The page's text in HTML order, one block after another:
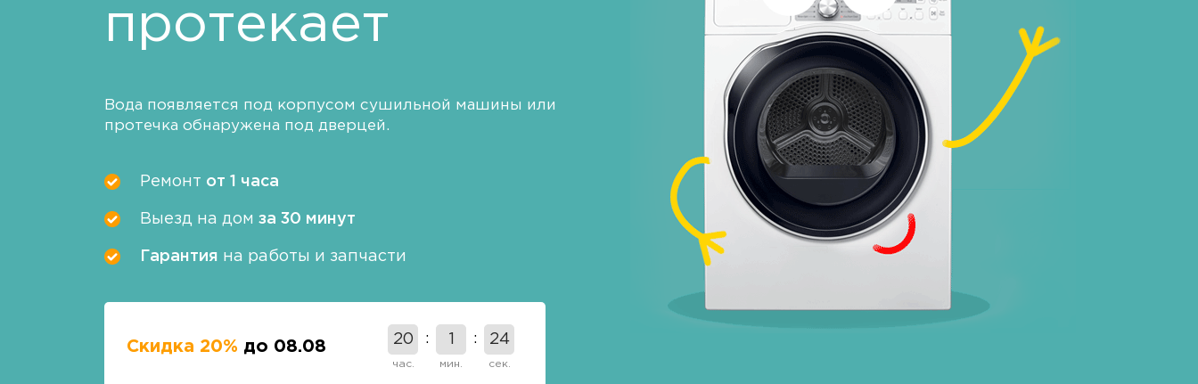
протекает
Вода появляется под корпусом сушильной машины или
протечка обнаружена под дверцей.
Ремонт от 1 часа
Выезд на дом за 30 минут
Гарантия на работы и запчасти
Скидка 20% до 08.08 20
час.
1
мин.
24
сек.